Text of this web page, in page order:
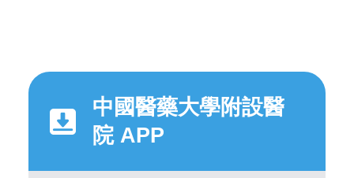
中國醫藥大學附設醫
院 APP